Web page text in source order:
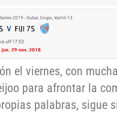
el viernes, con
para afrontar la
palabras, sigue